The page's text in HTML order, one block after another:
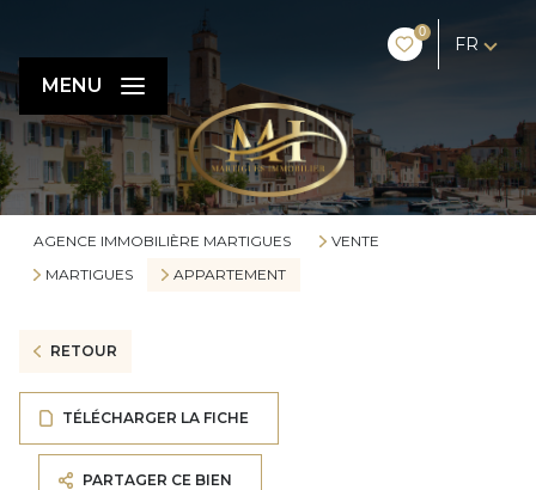
0
FR
MENU
AGENCE IMMOBILIÈRE MARTIGUES
VENTE
MARTIGUES
APPARTEMENT
RETOUR
TÉLÉCHARGER LA FICHE
PARTAGER CE BIEN